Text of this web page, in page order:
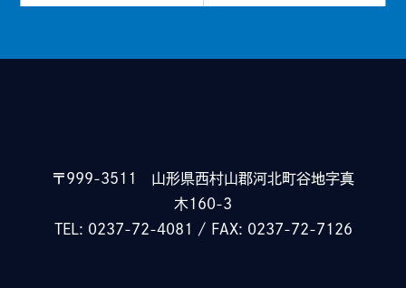
〒999-3511 山形県西村山郡河北町谷地字真
木160-3
TEL: 0237-72-4081 / FAX: 0237-72-7126